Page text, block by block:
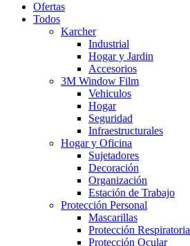
Ofertas
Todos
Karcher
Industrial
Hogar y Jardin
Accesorios
3M Window Film
Vehiculos
Hogar
Seguridad
Infraestructurales
Hogar y Oficina
Sujetadores
Decoración
Organización
Estación de Trabajo
Protección Personal
Mascarillas
Protección Respiratoria
Protección Ocular